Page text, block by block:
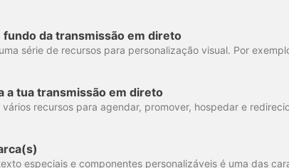
da transmissão em direto
a tua transmissão em direto